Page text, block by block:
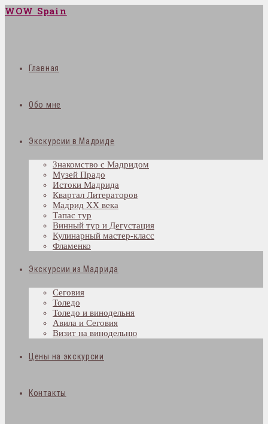
WOW Spain
Главная
Обо мне
Экскурсии в Мадриде
Знакомство с Мадридом
Музей Прадо
Истоки Мадрида
Квартал Литераторов
Мадрид XX века
Тапас тур
Винный тур и Дегустация
Кулинарный мастер-класс
Фламенко
Экскурсии из Мадрида
Сеговия
Толедо
Толедо и винодельня
Авила и Сеговия
Визит на винодельню
Цены на экскурсии
Контакты